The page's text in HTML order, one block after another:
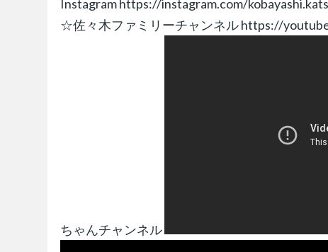
Instagram https://instagram.com/
☆佐々木ファミリーチャンネル https://
ちゃんチャンネル